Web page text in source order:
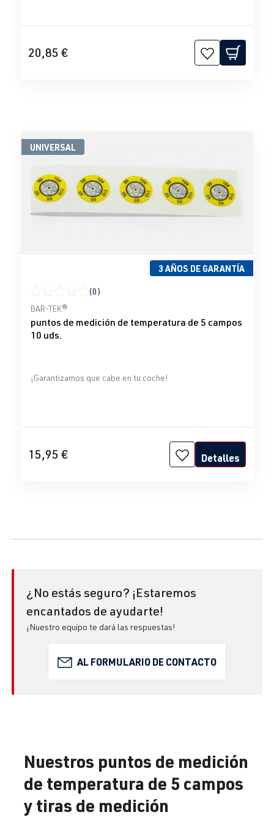
20,85 €
UNIVERSAL
3 AÑOS DE GARANTÍA
Calificación promedio de 0 de 5 estrellas
(0)
BAR-TEK®
puntos de medición de temperatura de 5 campos
10 uds.
¡Garantizamos que cabe en tu coche!
15,95 € Detalles
¿No estás seguro? ¡Estaremos
encantados de ayudarte!
¡Nuestro equipo te dará las respuestas!
AL FORMULARIO DE CONTACTO
Nuestros puntos de medición
de temperatura de 5 campos
y tiras de medición